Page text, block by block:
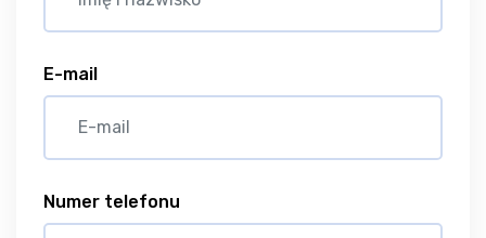
E-mail
Numer telefonu